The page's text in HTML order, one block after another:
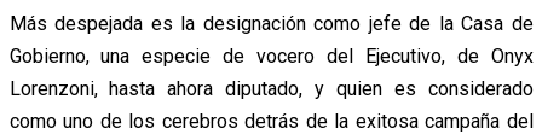
Más despejada es la designación como jefe de la Casa de
Gobierno, una especie de vocero del Ejecutivo, de Onyx
Lorenzoni, hasta ahora diputado, y quien es considerado
como uno de los cerebros detrás de la exitosa campaña del